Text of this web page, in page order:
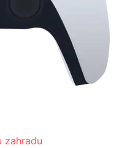
zahradu